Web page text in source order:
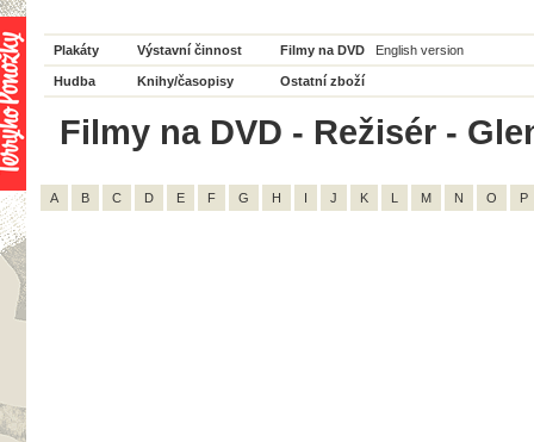
Plakáty Výstavní činnost Filmy na DVD English version
Hudba Knihy/časopisy Ostatní zboží
Filmy na DVD - Režisér -
A B C D E F G H I J K L M N O P